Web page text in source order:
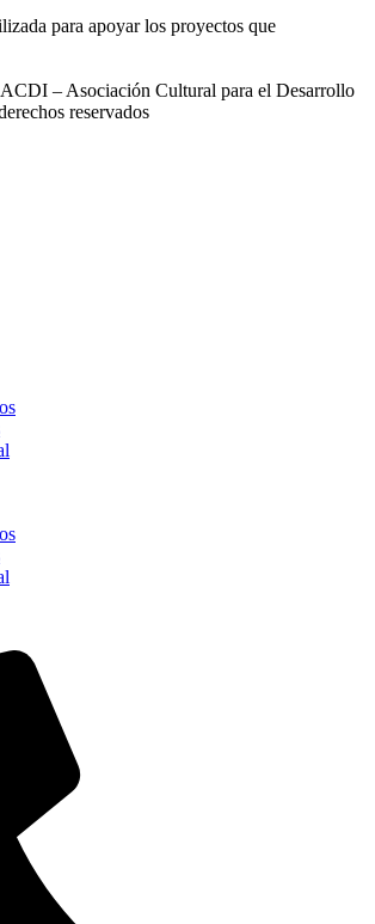
para apoyar los proyectos que
– Asociación Cultural para el Desarrollo
reservados